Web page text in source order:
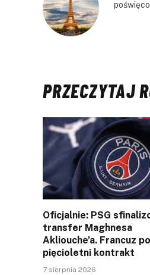
PRZECZYTAJ
Oficjalnie: PSG
transfer Maghnesa
Akliouche’a. Francuz
pięcioletni kontrakt
7 sierpnia 2026